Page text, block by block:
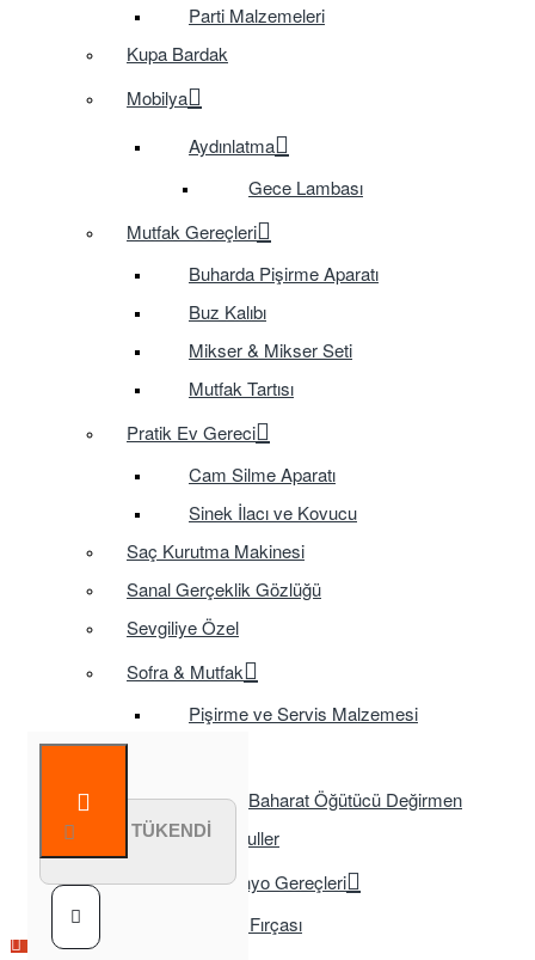
Parti Malzemeleri
Kupa Bardak
Mobilya
Aydınlatma
Gece Lambası
Mutfak Gereçleri
Buharda Pişirme Aparatı
Buz Kalıbı
Mikser & Mikser Seti
Mutfak Tartısı
Pratik Ev Gereci
Cam Silme Aparatı
Sinek İlacı ve Kovucu
Saç Kurutma Makinesi
Sanal Gerçeklik Gözlüğü
Sevgiliye Özel
Sofra & Mutfak
Pişirme ve Servis Malzemesi
Baharat Öğütücü Değirmen
Tasarruflu Ampuller
Temizlik ve Banyo Gereçleri
Tuvalet Fırçası
STOK TÜKENDİ
Çok Satılan Ürün